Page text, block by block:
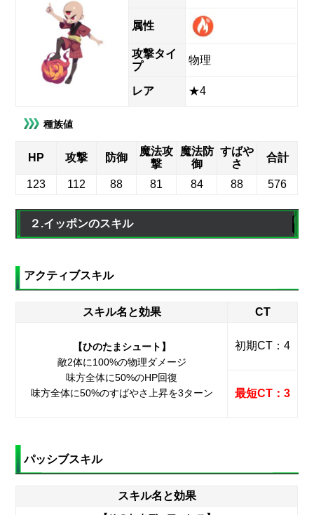
属性
攻撃タイ
プ
物理
レア ★4
種族値
HP 攻撃 防御
魔法攻
撃
魔法防
御
すばや
さ
合計
123 112 88 81 84 88 576
２.イッポンのスキル
アクティブスキル
スキル名と効果 CT
【ひのたまシュート】
敵2体に100%の物理ダメージ
味方全体に50%のHP回復
味方全体に50%のすばやさ上昇を3ターン
初期CT：4
最短CT：3
パッシブスキル
スキル名と効果